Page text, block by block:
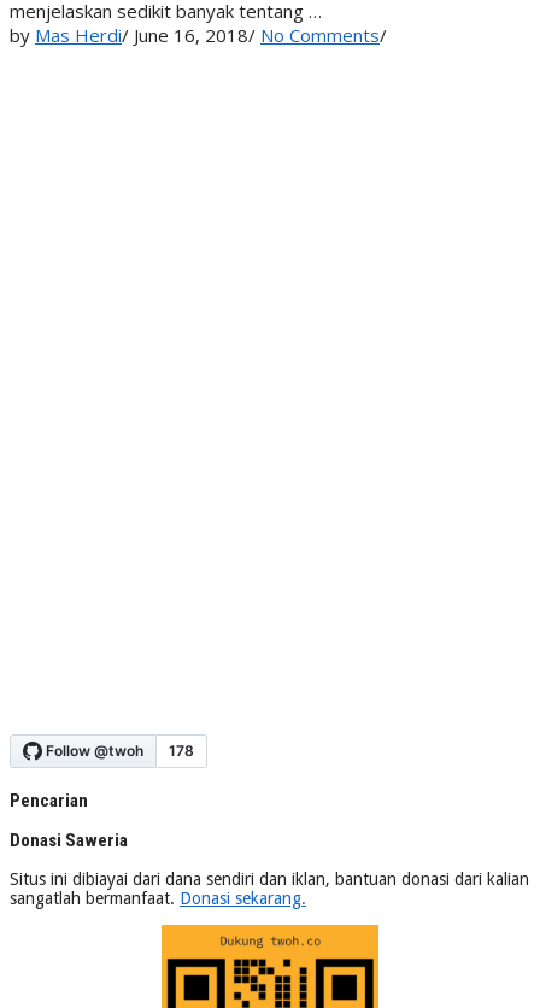
menjelaskan sedikit banyak tentang …
by Mas Herdi/ June 16, 2018/ No Comments/
Pencarian
Donasi Saweria
Situs ini dibiayai dari dana sendiri dan iklan, bantuan donasi dari kalian
sangatlah bermanfaat. Donasi sekarang.